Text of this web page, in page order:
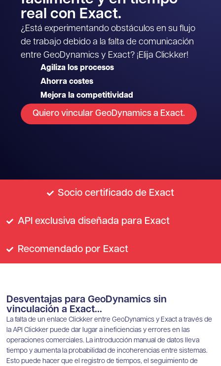
real con Exact.
¿Está experimentando obstáculos en su flujo
de trabajo debido a la falta de comunicación
entre GeoDynamics y Exact? ¡Elija Clickker!
Agiliza los procesos
Ahorra costes
Mejora la competitividad
Quiero vincular GeoDynamics a Exact.
Socio certificado de Exact
API exclusiva diseñada para Exact
Recomendado por Exact
Desventajas para GeoDynamics sin
vinculación a Exact...
La falta de un enlace Clickker entre GeoDynamics y Exact a través de
la API Clickker puede dar lugar a ineficiencias y errores en las
operaciones comerciales. La introducción manual de datos lleva
tiempo y aumenta la probabilidad de incoherencias entre sistemas.
Esto puede hacer que el registro de tiempos, el seguimiento de